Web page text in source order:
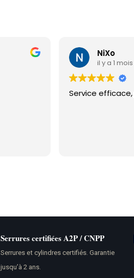
NiXo
il y a 1 mois
Serrures certifiées A2P / CNPP
Serrures et cylindres certifiés. Garantie
jusqu’à 2 ans.